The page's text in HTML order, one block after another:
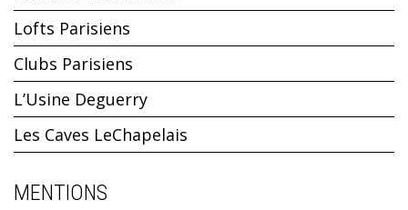
Lofts Parisiens
Clubs Parisiens
L’Usine Deguerry
Les Caves LeChapelais
MENTIONS